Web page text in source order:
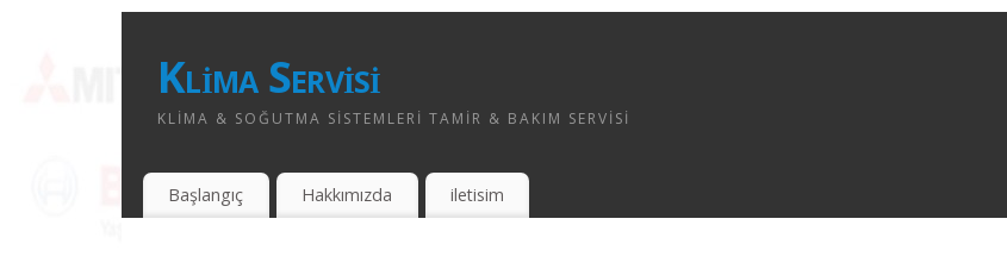
Klima Servisi
KLIMA & SOĞUTMA SISTEMLERI TAMIR & BAKIM SERVISI
Başlangıç Hakkımızda iletisim